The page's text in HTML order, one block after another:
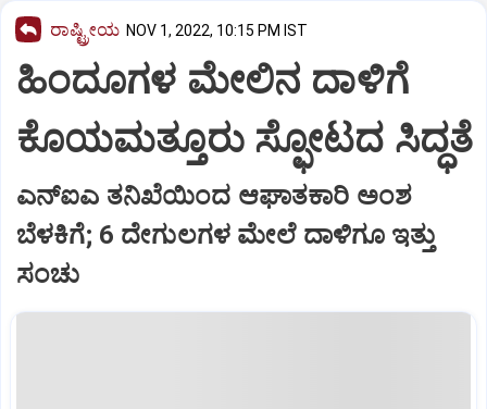
ರಾಷ್ಟ್ರೀಯ NOV 1, 2022, 10:15 PM IST
ಹಿಂದೂಗಳ ಮೇಲಿನ ದಾಳಿಗೆ
ಕೊಯಮತ್ತೂರು ಸ್ಫೋಟದ ಸಿದ್ಧತೆ
ಎನ್‌ಐಎ ತನಿಖೆಯಿಂದ ಆಘಾತಕಾರಿ ಅಂಶ
ಬೆಳಕಿಗೆ; 6 ದೇಗುಲಗಳ ಮೇಲೆ ದಾಳಿಗೂ ಇತ್ತು
ಸಂಚು